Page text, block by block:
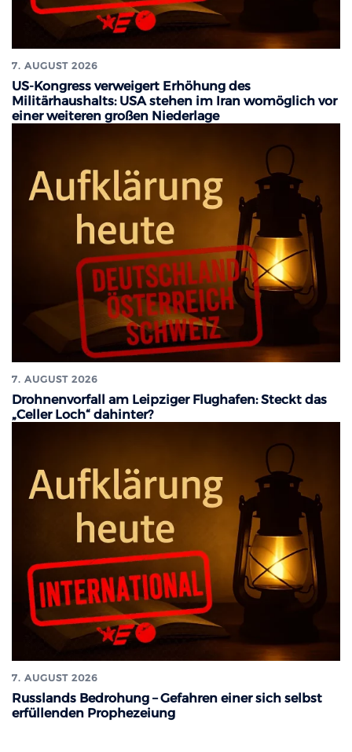
7. AUGUST 2026
US-Kongress verweigert Erhöhung des
Militärhaushalts: USA stehen im Iran womöglich vor
einer weiteren großen Niederlage
7. AUGUST 2026
Drohnenvorfall am Leipziger Flughafen: Steckt das
„Celler Loch“ dahinter?
7. AUGUST 2026
Russlands Bedrohung – Gefahren einer sich selbst
erfüllenden Prophezeiung